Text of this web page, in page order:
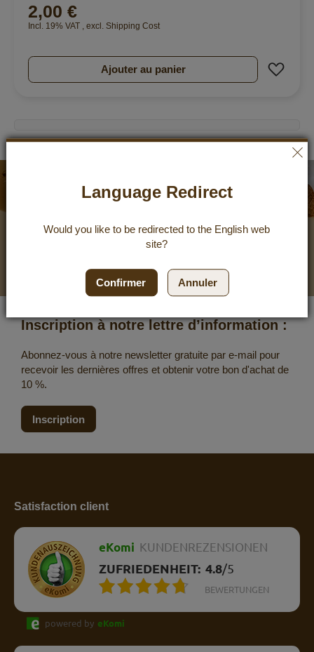
98%
2,00 €
Incl. 19% VAT excl. Shipping Cost
Ajouter au panier
Bon d'achat
Inscription à notre lettre d’information :
Abonnez-vous à notre newsletter gratuite par e-mail pour
recevoir les dernières offres et obtenir votre bon d'achat de
10 %.
Inscription
Satisfaction client
eKomi KUNDENREZENSIONEN
ZUFRIEDENHEIT: 4.8/5
BEWERTUNGEN
powered by eKomi
Language Redirect
Would you like to be redirected to the English web
site?
Confirmer Annuler